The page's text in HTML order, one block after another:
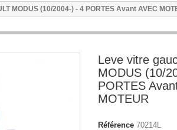
MODUS (10/2004-) - 4 PORTES Avant AVEC
Leve vitre
MODUS (10/
PORTES
MOTEUR
Référence 70214L